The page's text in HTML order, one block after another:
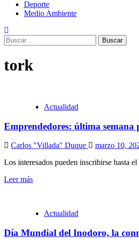
Deporte
Medio Ambiente
Buscar:
tork
Actualidad
Emprendedores: última
Carlos "Villada" Duque
marzo 10,
Los interesados pueden inscribirse hasta
Leer más
Actualidad
Día Mundial del Inodoro, la